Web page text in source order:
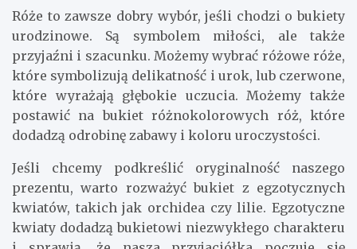
Róże to zawsze dobry wybór, jeśli chodzi o bukiety
urodzinowe. Są symbolem miłości, ale także
przyjaźni i szacunku. Możemy wybrać różowe róże,
które symbolizują delikatność i urok, lub czerwone,
które wyrażają głębokie uczucia. Możemy także
postawić na bukiet różnokolorowych róż, które
dodadzą odrobinę zabawy i koloru uroczystości.
Jeśli chcemy podkreślić oryginalność naszego
prezentu, warto rozważyć bukiet z egzotycznych
kwiatów, takich jak orchidea czy lilie. Egzotyczne
kwiaty dodadzą bukietowi niezwykłego charakteru